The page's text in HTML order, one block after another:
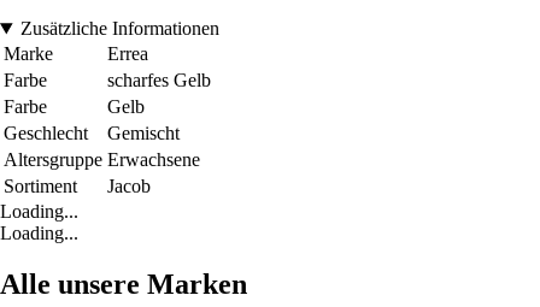
Zusätzliche Informationen
Marke
Errea
Farbe
scharfes Gelb
Farbe
Gelb
Geschlecht
Gemischt
Altersgruppe Erwachsene
Sortiment
Jacob
Loading...
Loading...
Alle unsere Marken